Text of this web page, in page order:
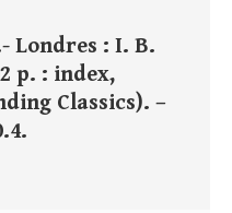
Londres : I. B.
p. : index,
Classics). –